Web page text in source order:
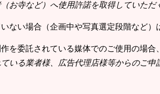
お寺など）へ使用許諾を取得していただ
ない場合（企画中や写真選定段階など）
を委託されている媒体でのご使用の場合、
いる業者様、広告代理店様等からのご